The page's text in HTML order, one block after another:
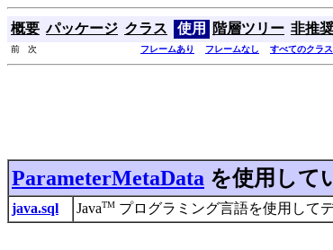
概要 パッケージ クラス 使用 階層ツリー 非推
前 次 フレームあり フレームなし すべてのクラス
ParameterMetaData を使用して
java.sql JavaTM プログラミング言語を使用して